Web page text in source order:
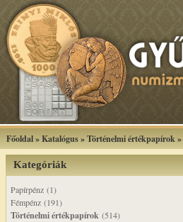
Főoldal»Katalógus»Történelmi értékpapírok»
Kategóriák
Papírpénz (1)
Fémpénz (191)
Történelmi értékpapírok (514)